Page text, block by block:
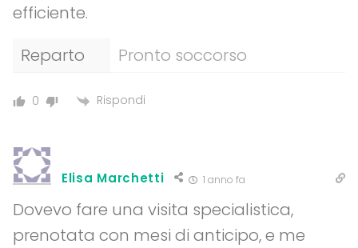
efficiente.
Reparto
Pronto soccorso
0 Rispondi
Elisa Marchetti 1 anno fa
Dovevo fare una visita specialistica,
prenotata con mesi di anticipo, e me